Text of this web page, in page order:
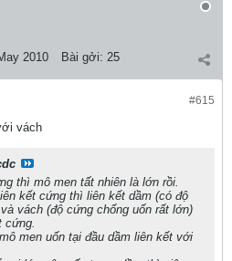
2010 Bài gởi: 25
#615
vách
thì mô men tất nhiên là lớn rồi.
kết cứng thì liên kết dầm (có độ
vách (độ cứng chống uốn rất lớn)
cứng.
men uốn tại đầu dầm liên kết với